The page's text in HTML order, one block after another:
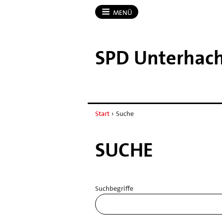
MENÜ
SPD
Start › Suche
SUCHE
Suchbegriffe